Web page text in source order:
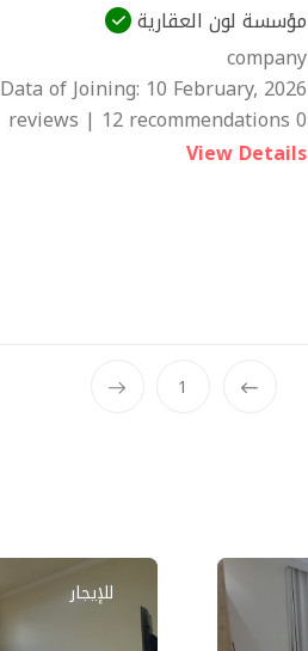
مؤسسة لون العقارية
company
Data of Joining: 10 February, 2026
0 reviews | 12 recommendations
View Details
1
للإيجار